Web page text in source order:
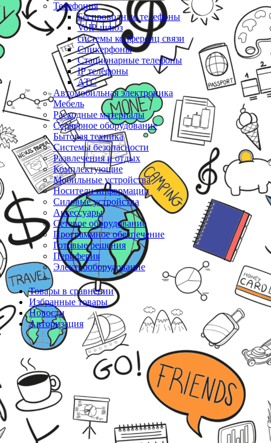
Телефония
Беспроводные телефоны
VoIP-шлюз
системы конференц связи
Спикерфоны
Стационарные телефоны
IP телефоны
АТС
Автомобильная электроника
Мебель
Расходные материалы
Серверное оборудование
Бытовая техника
Системы безопасности
Развлечения и отдых
Комплектующие
Мобильные устройства
Носители информации
Силовые устройства
Аксессуары
Сетевое оборудование
Программное обеспечение
Готовые решения
Периферия
Электрооборудование
Товары в сравнении
Избранные товары
Новости
Авторизация